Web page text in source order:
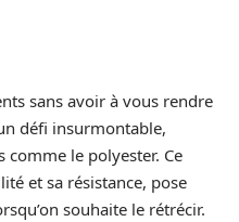
sans avoir à vous rendre
défi insurmontable,
comme le polyester. Ce
et sa résistance, pose
souhaite le rétrécir.